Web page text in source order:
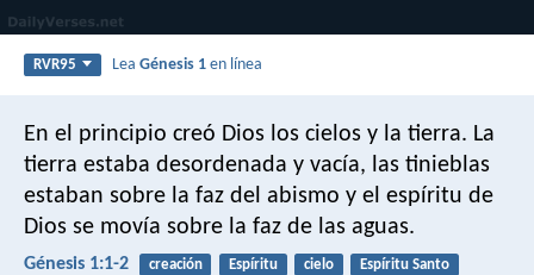
RVR95 LeaGénesis 1 en línea
En el principio creó Dios los cielos y la tierra. La
tierra estaba desordenada y vacía, las tinieblas
estaban sobre la faz del abismo y el espíritu de
Dios se movía sobre la faz de las aguas.
Génesis 1:1-2 creación Espíritu cielo Espíritu Santo